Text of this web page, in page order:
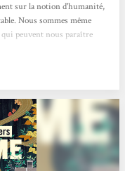
sur la notion d'humanité,
Nous sommes même
qui peuvent nous paraître
des gens qui nous